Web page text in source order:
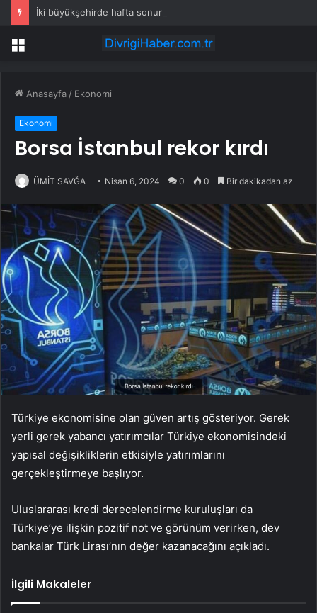
Menü
Anasayfa / Ekonomi
Ekonomi
Borsa İstanbul rekor kırdı
ÜMİT SAVĞA Nisan 6, 2024 0 0 Bir dakikadan az
Türkiye ekonomisine olan güven artış gösteriyor. Gerek
yerli gerek yabancı yatırımcılar Türkiye ekonomisindeki
yapısal değişikliklerin etkisiyle yatırımlarını
gerçekleştirmeye başlıyor.
Uluslararası kredi derecelendirme kuruluşları da
Türkiye’ye ilişkin pozitif not ve görünüm verirken, dev
bankalar Türk Lirası’nın değer kazanacağını açıkladı.
İlgili Makaleler